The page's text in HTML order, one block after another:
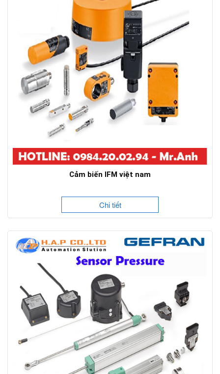
Cảm biến IFM việt nam
Chi tiết